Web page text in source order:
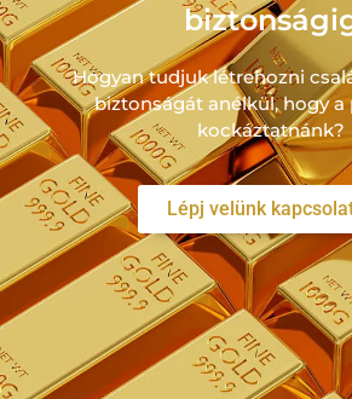
Hogyan tudjuk létrehozni
biztonságát anélkül, hogy a
kockáztatnánk?
Lépj velünk